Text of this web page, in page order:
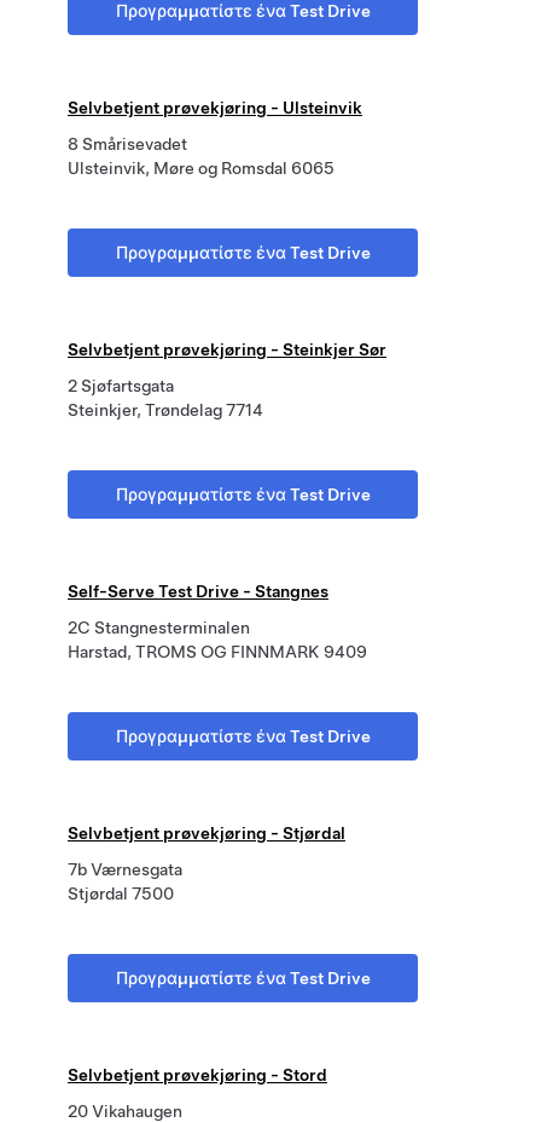
Προγραμματίστε ένα Test Drive
Selvbetjent prøvekjøring - Ulsteinvik
8 Smårisevadet
Ulsteinvik, Møre og Romsdal 6065
Προγραμματίστε ένα Test Drive
Selvbetjent prøvekjøring - Steinkjer Sør
2 Sjøfartsgata
Steinkjer, Trøndelag 7714
Προγραμματίστε ένα Test Drive
Self-Serve Test Drive - Stangnes
2C Stangnesterminalen
Harstad, TROMS OG FINNMARK 9409
Προγραμματίστε ένα Test Drive
Selvbetjent prøvekjøring - Stjørdal
7b Værnesgata
Stjørdal 7500
Προγραμματίστε ένα Test Drive
Selvbetjent prøvekjøring - Stord
20 Vikahaugen